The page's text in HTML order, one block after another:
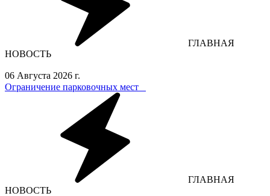
ГЛАВНАЯ
НОВОСТЬ
06 Августа 2026 г.
Ограничение парковочных мест⁣⁣⠀
ГЛАВНАЯ
НОВОСТЬ